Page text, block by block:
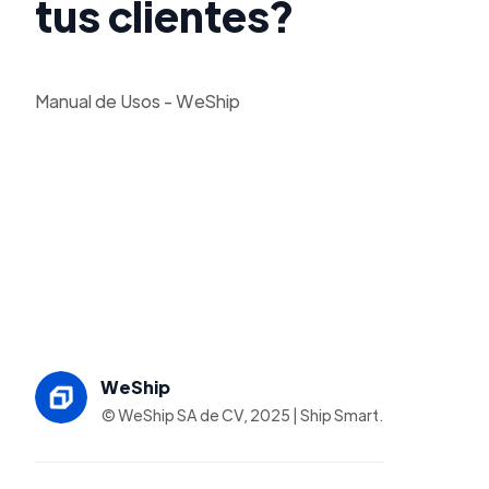
tus clientes?
Manual de Usos - WeShip
WeShip
© WeShip SA de CV, 2025 | Ship Smart.